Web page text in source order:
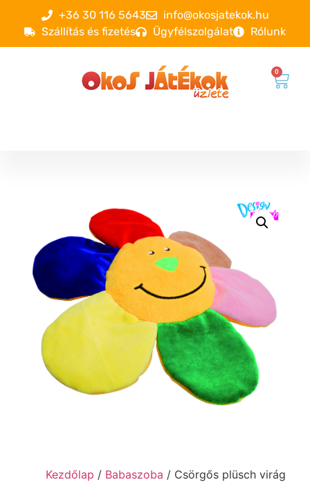
+36 30 116 5643
info@okosjatekok.hu
Szállítás és fizetés
Ügyfélszolgálat Rólunk
0
Kezdőlap / Babaszoba / Csörgős plüsch virág